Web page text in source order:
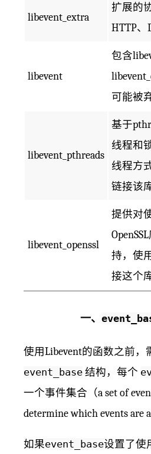
libevent_extra
扩展的
HTTP、
libevent
包含
可能被
libevent_pthreads
基于
线程和
线程方
链接该
libevent_openssl
提供对
持，使
接这个
一、
使用Libevent的函数之前，
event_base 结构，每个
一个事件集合（a set of
determine which events are
如果event_base设置了使